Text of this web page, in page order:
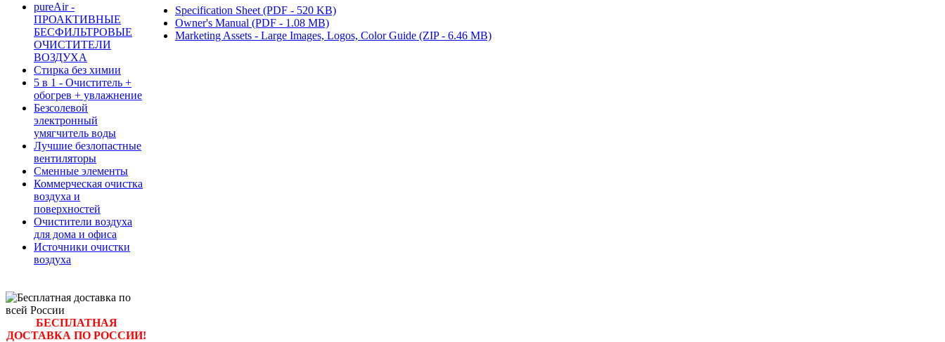
pureAir -
ПРОАКТИВНЫЕ
БЕСФИЛЬТРОВЫЕ
ОЧИСТИТЕЛИ
ВОЗДУХА
Стирка без химии
5 в 1 - Очиститель +
обогрев + увлажнение
Безсолевой
электронный
умягчитель воды
Лучшие безлопастные
вентиляторы
Сменные элементы
Коммерческая очистка
воздуха и
поверхностей
Очистители воздуха
для дома и офиса
Источники очистки
воздуха
БЕСПЛАТНАЯ
ДОСТАВКА ПО РОССИИ!
Specification Sheet (PDF - 520 KB)
Owner's Manual (PDF - 1.08 MB)
Marketing Assets - Large Images, Logos, Color Guide (ZIP - 6.46 MB)